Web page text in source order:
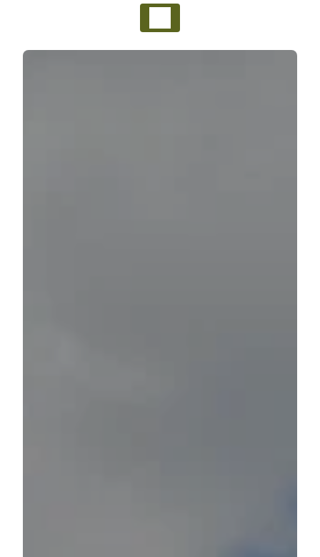
Panneau de gestion des cookies